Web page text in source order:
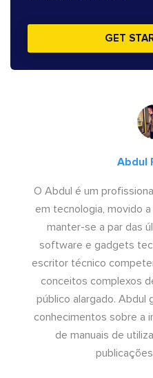
GET
Abdul
O Abdul é um
em tecnologia, movido
manter-se a par das
software e gadgets
escritor técnico
conceitos complexos
público alargado. Abdul
conhecimentos sobre a
de manuais de